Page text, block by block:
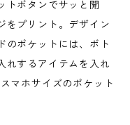
トボタンでサッと開
をプリント。デザイン
のポケットには、ボト
れするアイテムを入れ
マホサイズのポケット